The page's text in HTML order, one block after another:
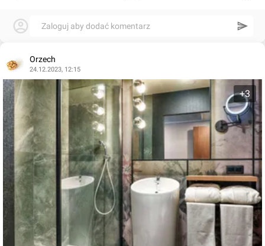
Zaloguj aby dodać komentarz
Orzech
24.12.2023, 12:15
+3